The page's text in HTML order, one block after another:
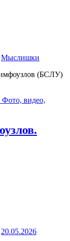
Мыслишки
(БСЛУ)
20.05.2026